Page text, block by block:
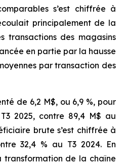
s’est chiffrée à
principalement de la
transactions des magasins
en partie par la hausse
par transaction des
de 6,2 M$, ou 6,9 %, pour
2025, contre 89,4 M$ au
brute s’est chiffrée à
32,4 % au T3 2024. En
de la chaîne